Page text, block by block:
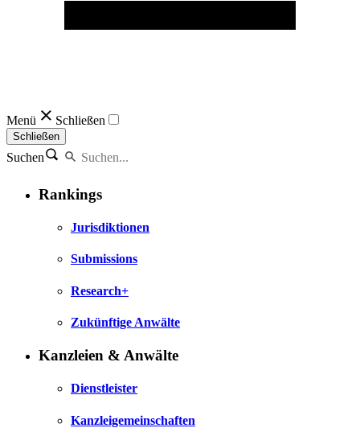
Menü Schließen
Schließen
Suchen
Rankings
Jurisdiktionen
Submissions
Research+
Zukünftige Anwälte
Kanzleien & Anwälte
Dienstleister
Kanzleigemeinschaften